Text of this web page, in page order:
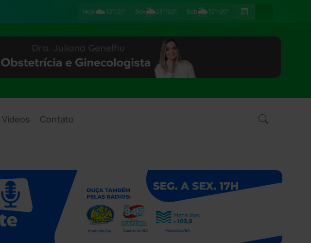
Hoje☁️32°/21° Sex🌦28°/22° Sáb🌦32°/20°
Vídeos Contato